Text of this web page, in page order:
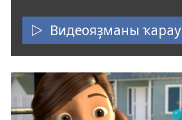
Видеояҙманы ҡарау